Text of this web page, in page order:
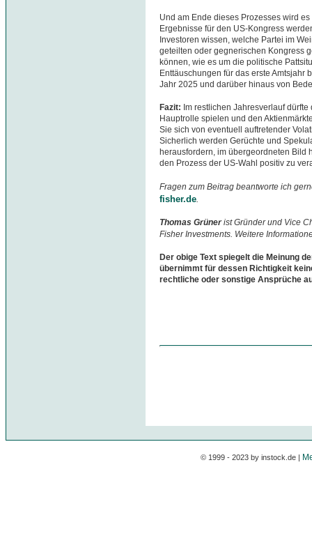
Und am Ende dieses Prozesses wird
Ergebnisse für den US-Kongress
Investoren wissen, welche Partei im
geteilten oder gegnerischen Kongress
können, wie es um die politische
Enttäuschungen für das erste Amtsjahr
Jahr 2025 und darüber hinaus von
Fazit: Im restlichen Jahresverlauf
Hauptrolle spielen und den
Sie sich von eventuell auftretender
Sicherlich werden Gerüchte und
herausfordern, im übergeordneten Bild
den Prozess der US-Wahl positiv zu
Fragen zum Beitrag beantworte ich
fisher.de
Thomas Grünerist Gründer und Vice
Fisher Investments. Weitere
Der obige Text spiegelt die Meinung
übernimmt für dessen Richtigkeit
rechtliche oder sonstige Ansprüche
© 1999 - 2023 by instock.de |